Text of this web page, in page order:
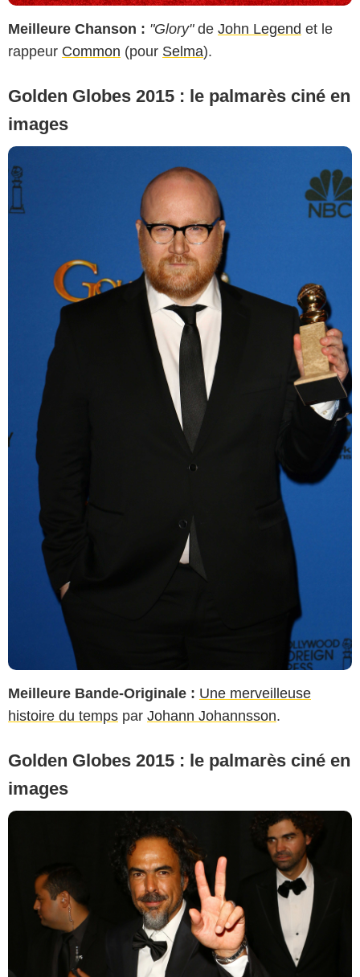
Meilleure Chanson : "Glory"de John Legend et le
rappeur Common (pour Selma).
Golden Globes 2015 : le palmarès ciné en
images
Meilleure Bande-Originale : Une merveilleuse
histoire du temps par Johann Johannsson.
Golden Globes 2015 : le palmarès ciné en
images